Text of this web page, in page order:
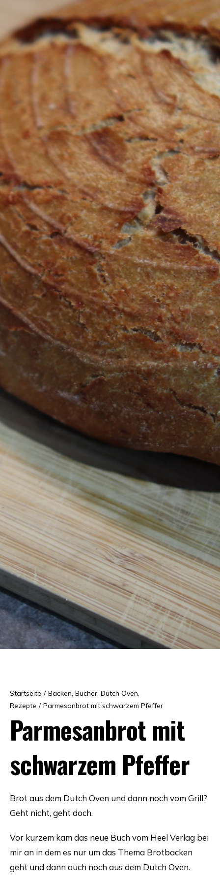
Startseite / Backen, Bücher, Dutch Oven,
Rezepte / Parmesanbrot mit schwarzem Pfeffer
Parmesanbrot mit
schwarzem Pfeffer
Brot aus dem Dutch Oven und dann noch vom Grill?
Geht nicht, geht doch.
Vor kurzem kam das neue Buch vom Heel Verlag bei
mir an in dem es nur um das Thema Brotbacken
geht und dann auch noch aus dem Dutch Oven.